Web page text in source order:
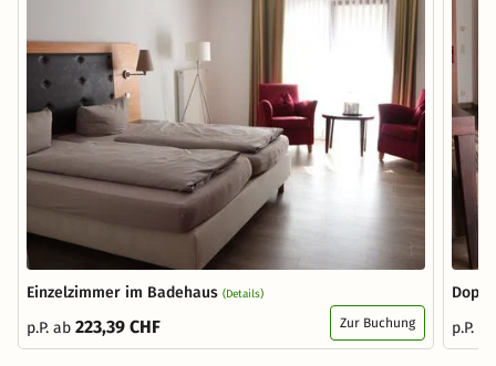
Einzelzimmer im Badehaus (Details)
p.P. ab 223,39 CHF Zur Buchung
p.P.